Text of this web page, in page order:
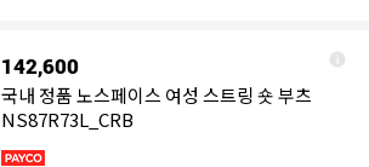
142,600
국내 정품 노스페이스 여성 스트링 숏 부츠
NS87R73L_CRB